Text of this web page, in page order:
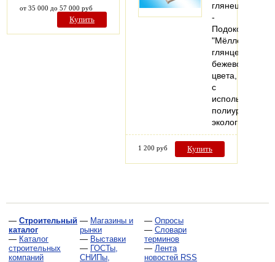
от 35 000 до 57 000 руб
Купить
глянец
-
Подоконники
"Мёллер"
глянцевые
бежевого
цвета,
с
экологически…
1 200 руб Купить
— Строительный
каталог
— Каталог
строительных
компаний
— Магазины и
рынки
— Выставки
— ГОСТы,
СНИПы,
— Опросы
— Словари
терминов
— Лента
новостей RSS